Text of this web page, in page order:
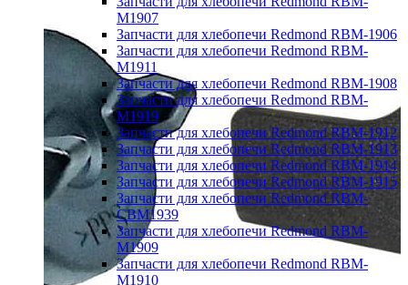
M1907
Запчасти для хлебопечи Redmond RBM-1906
Запчасти для хлебопечи Redmond RBM-
M1911
Запчасти для хлебопечи Redmond RBM-1908
Запчасти для хлебопечи Redmond RBM-
M1919
Запчасти для хлебопечи Redmond RBM-1912
Запчасти для хлебопечи Redmond RBM-1913
Запчасти для хлебопечи Redmond RBM-1914
Запчасти для хлебопечи Redmond RBM-1915
Запчасти для хлебопечи Redmond RBM-
CBM1939
Запчасти для хлебопечи Redmond RBM-
M1909
Запчасти для хлебопечи Redmond RBM-
M1910